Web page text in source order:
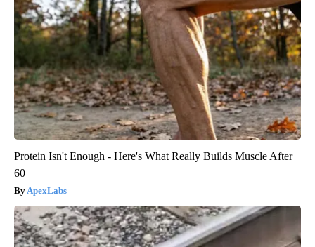
Protein Isn't Enough - Here's What Really Builds Muscle After
60
ApexLabs